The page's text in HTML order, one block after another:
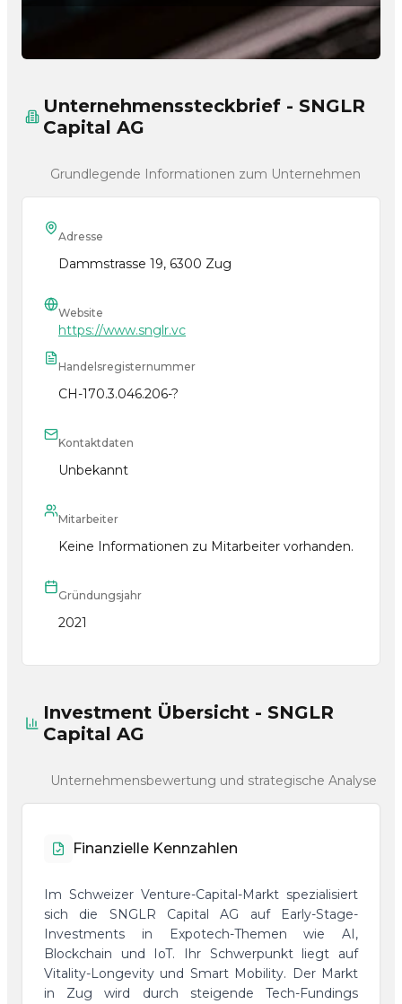
Unternehmenssteckbrief - SNGLR
Capital AG
Grundlegende Informationen zum Unternehmen
Adresse
Dammstrasse 19, 6300 Zug
Website
https://www.snglr.vc
Handelsregisternummer
CH-170.3.046.206-?
Kontaktdaten
Unbekannt
Mitarbeiter
Keine Informationen zu Mitarbeiter vorhanden.
Gründungsjahr
2021
Investment Übersicht - SNGLR
Capital AG
Unternehmensbewertung und strategische Analyse
Finanzielle Kennzahlen
Im Schweizer Venture-Capital-Markt spezialisiert
sich die SNGLR Capital AG auf Early-Stage-
Investments in Expotech-Themen wie AI,
Blockchain und IoT. Ihr Schwerpunkt liegt auf
Vitality-Longevity und Smart Mobility. Der Markt
in Zug wird durch steigende Tech-Fundings